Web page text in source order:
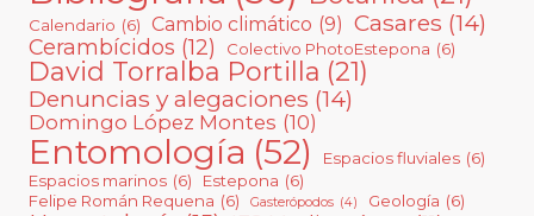
Calendario (6) Cambio climático (9) Casares (14)
Cerambícidos (12) Colectivo PhotoEstepona (6)
David Torralba Portilla (21)
Denuncias y alegaciones (14)
Domingo López Montes (10)
Entomología (52) Espacios fluviales (6)
Espacios marinos (6) Estepona (6)
Felipe Román Requena (6) Gasterópodos (4) Geología (6)